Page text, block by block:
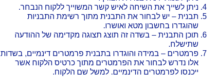
ניתן לשייך את השיחה לאיש קשר המשוייך ללקוח הנבחר.
תבנית – יש לבחור את התבנית מתוך רשימת התבניות
שהוגדרו בחשבון מטא ואושרו.
תוכן התבנית – בשדה זה תוצג תצוגה מקדימה של ההודעה
שתישלח.
פרמטרים – במידה והוגדרו בתבנית פרמטרים דינמיים, בשדות
אלו נדרש לבחור את הפרמטרים מתוך כרטיס הלקוח אשר
ייכנסו לפרמטרים הדינמיים. למשל שם הלקוח.